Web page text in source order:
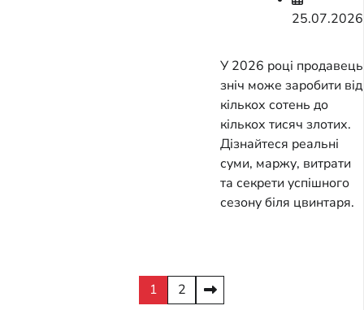
25.07.2026
У 2026 році продавець
зніч може заробити від
кількох сотень до
кількох тисяч злотих.
Дізнайтеся реальні
суми, маржу, витрати
та секрети успішного
сезону біля цвинтаря.
1 2